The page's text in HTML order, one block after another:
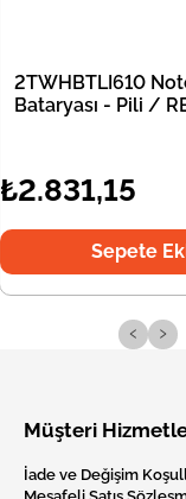
2TWHBTLI610
Bataryası - Pili /
₺2.831,15
Sepete
‹ ›
Müşteri
İade ve Değişim